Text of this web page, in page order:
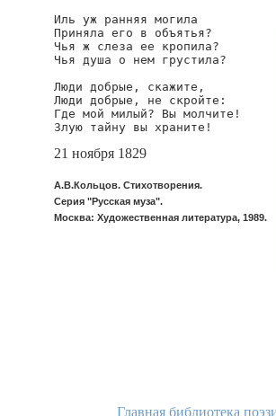
Иль уж ранняя могила
Приняла его в объятья?
Чья ж слеза ее кропила?
Чья душа о нем грустила?
Люди добрые, скажите,
Люди добрые, не скройте:
Где мой милый? Вы молчите!
Злую тайну вы храните!
21 ноября 1829
А.В.Кольцов. Стихотворения.
Серия "Русская муза".
Москва: Художественная литература, 1989.
Главная библиотека